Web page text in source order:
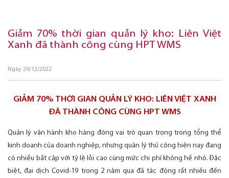
Giảm 70% thời gian quản lý kho: Liên Việt
Xanh đã thành công cùng HPT WMS
Ngày 20/12/2022
GIẢM 70% THỜI GIAN QUẢN LÝ KHO: LIÊN VIỆT XANH
ĐÃ THÀNH CÔNG CÙNG HPT WMS
Quản lý vận hành kho hàng đóng vai trò quan trọng trong tổng thể
kinh doanh của doanh nghiệp, nhưng quản lý thủ công hiện nay đang
có nhiều bất cập với tỷ lệ lỗi cao cùng mức chi phí không hề nhỏ. Đặc
biệt, đại dịch Covid-19 trong 2 năm qua đã tác động rất nhiều đến
TRI THỨC